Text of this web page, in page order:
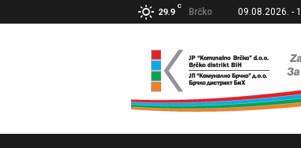
29.9
C
Brčko 09.08.2026. -